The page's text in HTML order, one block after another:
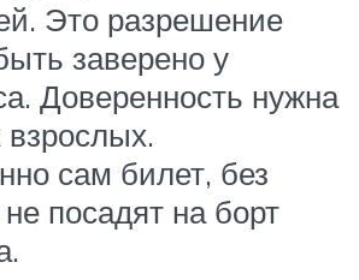
Это разрешение
заверено у
Доверенность нужна
взрослых.
сам билет, без
не посадят на борт